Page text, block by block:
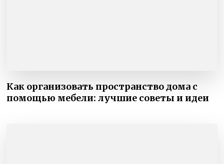
Как организовать пространство дома с
помощью мебели: лучшие советы и идеи